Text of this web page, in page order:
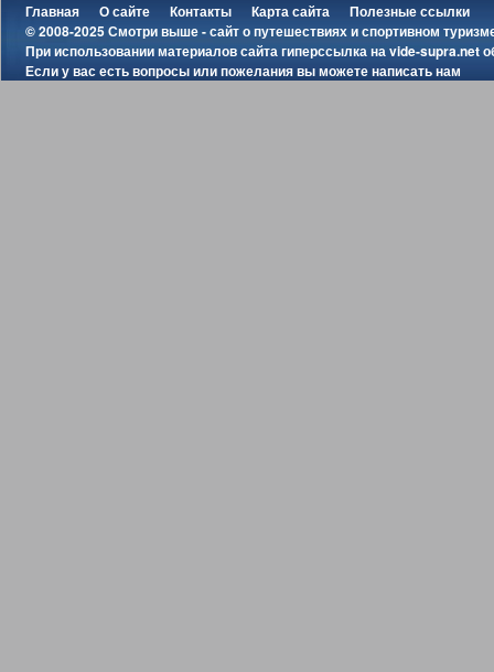
Главная О сайте Контакты Карта сайта
Полезные ссылки
© 2008-2025 Смотри выше - сайт о путешествиях и спортивном
При использовании материалов сайта гиперссылка наvide-supra.net
Если у вас есть вопросы или пожелания вы можетенаписать нам